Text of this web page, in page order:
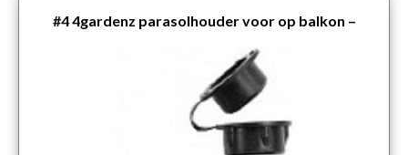
#44gardenz parasolhouder voor op balkon –